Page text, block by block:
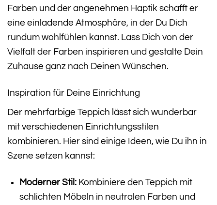
Farben und der angenehmen Haptik schafft er
eine einladende Atmosphäre, in der Du Dich
rundum wohlfühlen kannst. Lass Dich von der
Vielfalt der Farben inspirieren und gestalte Dein
Zuhause ganz nach Deinen Wünschen.
Inspiration für Deine Einrichtung
Der mehrfarbige Teppich lässt sich wunderbar
mit verschiedenen Einrichtungsstilen
kombinieren. Hier sind einige Ideen, wie Du ihn in
Szene setzen kannst:
Moderner Stil:Kombiniere den Teppich mit
schlichten Möbeln in neutralen Farben und